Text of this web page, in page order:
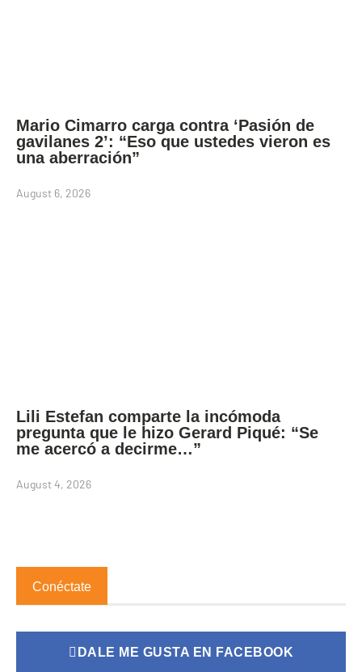
Mario Cimarro carga contra ‘Pasión de
gavilanes 2’: “Eso que ustedes vieron es
una aberración”
August 6, 2026
Lili Estefan comparte la incómoda
pregunta que le hizo Gerard Piqué: “Se
me acercó a decirme…”
August 4, 2026
Conéctate
DALE ME GUSTA EN FACEBOOK